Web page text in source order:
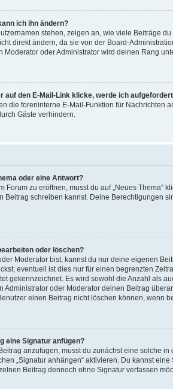
ich ihn ändern?
stehen, zeigen an, wie viele Beiträge
direkt ändern, da sie von der Board-
Moderator oder Administrator wird deinen Rang
auf den E-Mail-Link klicke, werde ich
die foreninterne E-Mail-Funktion für
Gäste verhindern.
oder eine Antwort?
Forum zu eröffnen, musst du auf „Neues Thema“
Beitrag schreiben kannst. Deine Berechtigungen
oder löschen?
Moderator bist, kannst du nur deine eigenen
eventuell ist dies nur für einen begrenzten
gekennzeichnet. Es wird sowohl die Anzahl als
Administrator oder Moderator deinen Beitrag
einen Beitrag nicht löschen können, wenn
eine Signatur anfügen?
anzufügen, musst du zunächst eine solche
„Signatur anhängen“ aktivieren. Du kannst
Beitrag dennoch ohne Signatur verfassen